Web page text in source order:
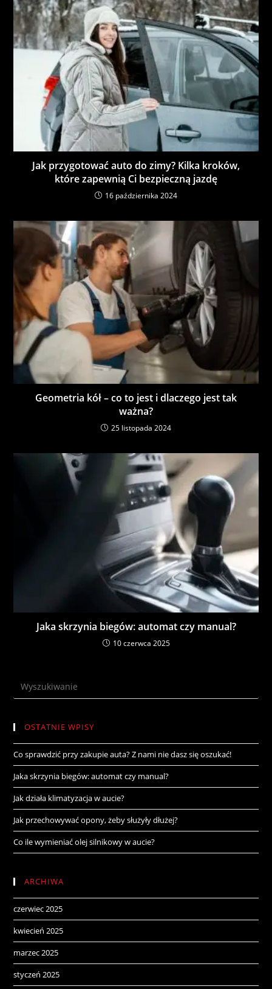
Jak przygotować auto do zimy? Kilka kroków,
które zapewnią Ci bezpieczną jazdę
16 października 2024
Geometria kół – co to jest i dlaczego jest tak
ważna?
25 listopada 2024
Jaka skrzynia biegów: automat czy manual?
10 czerwca 2025
OSTATNIE WPISY
Co sprawdzić przy zakupie auta? Z nami nie dasz się oszukać!
Jaka skrzynia biegów: automat czy manual?
Jak działa klimatyzacja w aucie?
Jak przechowywać opony, żeby służyły dłużej?
Co ile wymieniać olej silnikowy w aucie?
ARCHIWA
czerwiec 2025
kwiecień 2025
marzec 2025
styczeń 2025